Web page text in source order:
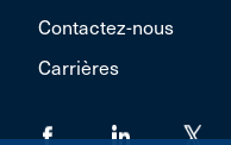
Contactez-nous
Carrières